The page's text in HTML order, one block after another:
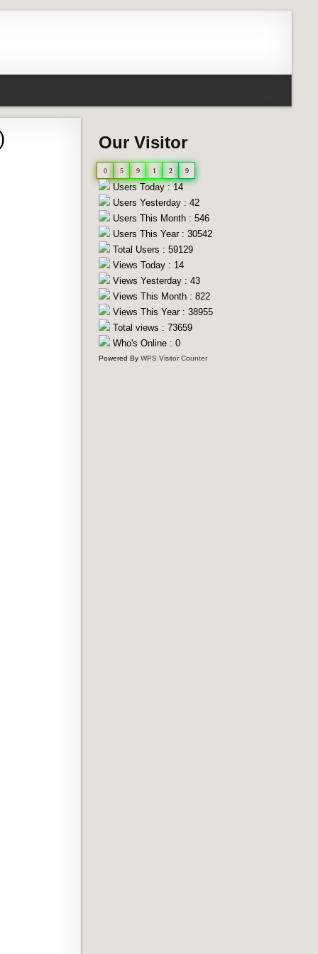
Our Visitor
0 5 9 1 2 9
Users Today : 14
Users Yesterday : 42
Users This Month : 546
Users This Year : 30542
Total Users : 59129
Views Today : 14
Views Yesterday : 43
Views This Month : 822
Views This Year : 38955
Total views : 73659
Who's Online : 0
Powered By WPS Visitor Counter